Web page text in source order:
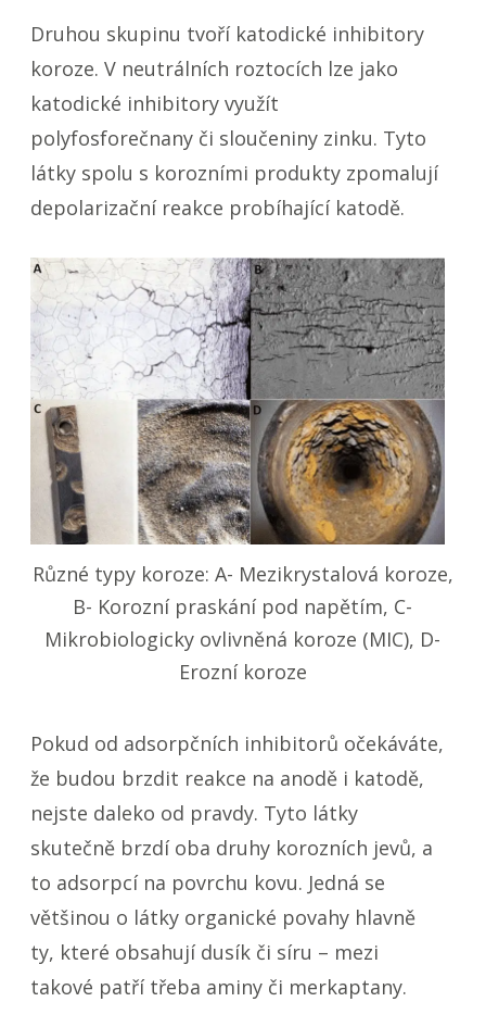
Druhou skupinu tvoří katodické inhibitory
koroze. V neutrálních roztocích lze jako
katodické inhibitory využít
polyfosforečnany či sloučeniny zinku. Tyto
látky spolu s korozními produkty zpomalují
depolarizační reakce probíhající katodě.
Různé typy koroze: A- Mezikrystalová koroze,
B- Korozní praskání pod napětím, C-
Mikrobiologicky ovlivněná koroze (MIC), D-
Erozní koroze
Pokud od adsorpčních inhibitorů očekáváte,
že budou brzdit reakce na anodě i katodě,
nejste daleko od pravdy. Tyto látky
skutečně brzdí oba druhy korozních jevů, a
to adsorpcí na povrchu kovu. Jedná se
většinou o látky organické povahy hlavně
ty, které obsahují dusík či síru – mezi
takové patří třeba aminy či merkaptany.